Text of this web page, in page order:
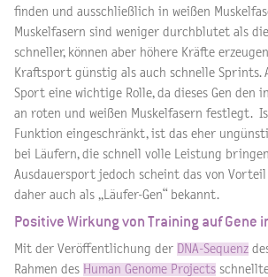
finden und ausschließlich in weißen
Muskelfasern sind weniger durchblutet als
schneller, können aber höhere Kräfte
Kraftsport günstig als auch schnelle Sprints.
Sport eine wichtige Rolle, da dieses Gen den
an roten und weißen Muskelfasern festlegt.
Funktion eingeschränkt, ist das eher
bei Läufern, die schnell volle Leistung
Ausdauersport jedoch scheint das von Vorteil
daher auch als „Läufer-Gen“ bekannt.
Positive Wirkung von Training auf Gene
Mit der Veröffentlichung der DNA-Sequenz
Rahmen des Human Genome Projects